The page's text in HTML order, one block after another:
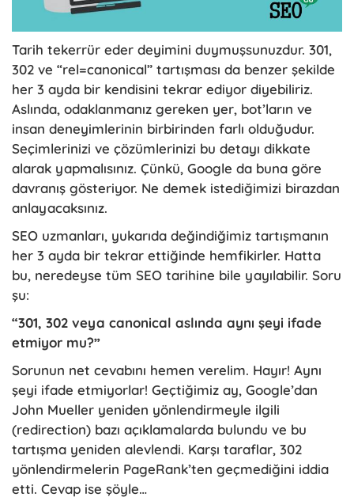
Tarih tekerrür eder deyimini duymuşsunuzdur. 301,
302 ve “rel=canonical” tartışması da benzer şekilde
her 3 ayda bir kendisini tekrar ediyor diyebiliriz.
Aslında, odaklanmanız gereken yer, bot’ların ve
insan deneyimlerinin birbirinden farlı olduğudur.
Seçimlerinizi ve çözümlerinizi bu detayı dikkate
alarak yapmalısınız. Çünkü, Google da buna göre
davranış gösteriyor. Ne demek istediğimizi birazdan
anlayacaksınız.
SEO uzmanları, yukarıda değindiğimiz tartışmanın
her 3 ayda bir tekrar ettiğinde hemfikirler. Hatta
bu, neredeyse tüm SEO tarihine bile yayılabilir. Soru
şu:
“301, 302 veya canonical aslında aynı şeyi ifade
etmiyor mu?”
Sorunun net cevabını hemen verelim. Hayır! Aynı
şeyi ifade etmiyorlar! Geçtiğimiz ay, Google’dan
John Mueller yeniden yönlendirmeyle ilgili
(redirection) bazı açıklamalarda bulundu ve bu
tartışma yeniden alevlendi. Karşı taraflar, 302
yönlendirmelerin PageRank’ten geçmediğini iddia
etti. Cevap ise şöyle…